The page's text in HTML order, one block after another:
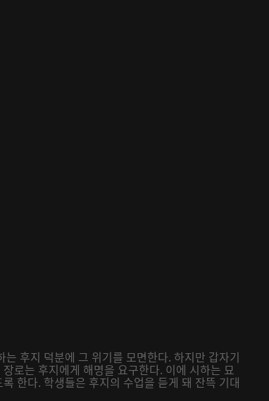
후지 덕분에 그 위기를 모면한다. 하지만 갑자기
로는 후지에게 해명을 요구한다. 이에 시하는 묘
한다. 학생들은 후지의 수업을 듣게 돼 잔뜩 기대